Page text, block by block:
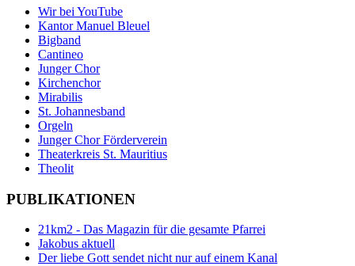
Wir bei YouTube
Kantor Manuel Bleuel
Bigband
Cantineo
Junger Chor
Kirchenchor
Mirabilis
St. Johannesband
Orgeln
Junger Chor Förderverein
Theaterkreis St. Mauritius
Theolit
PUBLIKATIONEN
21km2 - Das Magazin für die gesamte Pfarrei
Jakobus aktuell
Der liebe Gott sendet nicht nur auf einem Kanal